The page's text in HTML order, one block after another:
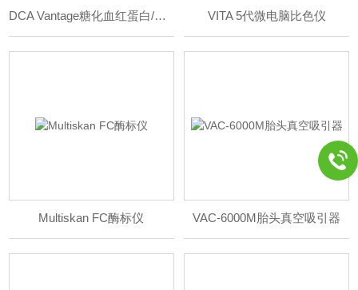
DCA Vantage糖化血红蛋白/尿微量白蛋白分析仪 VITA 5代微电脑比色仪
Multiskan FC酶标仪 VAC-6000M胎头真空吸引器